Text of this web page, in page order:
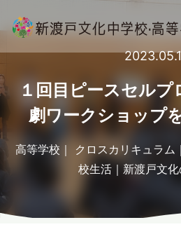
学校概要
高等学校
１回目ピースセル
劇ワークショップ
高等学校 クロスカリキュラム
校生活
新渡戸文